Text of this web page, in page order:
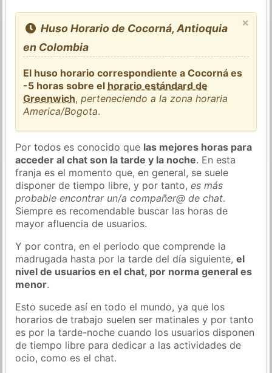
×
Huso Horario de Cocorná, Antioquia
en Colombia
El huso horario correspondiente a Cocorná es
-5 horas sobre el horario estándard de
Greenwich,perteneciendo a la zona horaria
America/Bogota.
Por todos es conocido que las mejores horas para
acceder al chat son la tarde y la noche. En esta
franja es el momento que, en general, se suele
disponer de tiempo libre, y por tanto,es más
probable encontrar un/a compañer@ de chat.
Siempre es recomendable buscar las horas de
mayor afluencia de usuarios.
Y por contra, en el periodo que comprende la
madrugada hasta por la tarde del día siguiente,el
nivel de usuarios en el chat, por norma general es
menor.
Esto sucede así en todo el mundo, ya que los
horarios de trabajo suelen ser matinales y por tanto
es por la tarde-noche cuando los usuarios disponen
de tiempo libre para dedicar a las actividades de
ocio, como es el chat.